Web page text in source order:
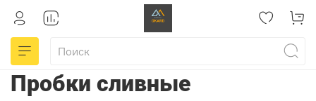
Пробки сливные